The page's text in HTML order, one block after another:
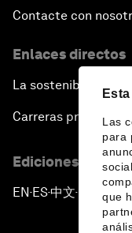
Las
para
que
Contacte con
Enlaces directos
La sostenibilidad en
Carreras
Ediciones en
EN ▪ES▪中文▪ 日本語